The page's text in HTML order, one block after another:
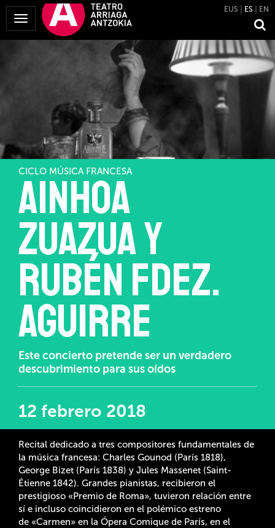
Mostrar
Menú
EUS ES EN
CICLO MÚSICA FRANCESA
Ainhoa
Zuazua y
Rubén Fdez.
Aguirre
Este concierto pretende ser un verdadero
descubrimiento para sus oídos
12 febrero 2018
Recital dedicado a tres compositores fundamentales de
la música francesa: Charles Gounod (París 1818),
George Bizet (París 1838) y Jules Massenet (Saint-
Étienne 1842). Grandes pianistas, recibieron el
prestigioso «Premio de Roma», tuvieron relación entre
sí e incluso coincidieron en el polémico estreno
de «Carmen» en la Ópera Comique de París, en el